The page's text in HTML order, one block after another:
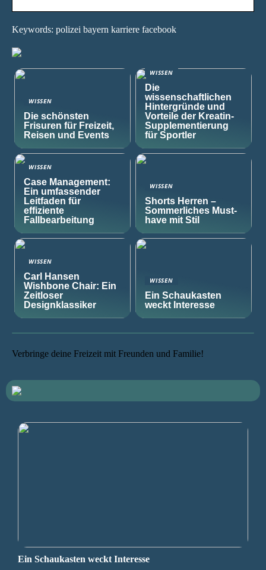
Keywords: polizei bayern karriere facebook
WISSEN
Die schönsten
Frisuren für Freizeit,
Reisen und Events
WISSEN
Die
wissenschaftlichen
Hintergründe und
Vorteile der Kreatin-
Supplementierung
für Sportler
WISSEN
Case Management:
Ein umfassender
Leitfaden für
effiziente
Fallbearbeitung
WISSEN
Shorts Herren –
Sommerliches Must-
have mit Stil
WISSEN
Carl Hansen
Wishbone Chair: Ein
Zeitloser
Designklassiker
WISSEN
Ein Schaukasten
weckt Interesse
Verbringe deine Freizeit mit Freunden und Familie!
Ein Schaukasten weckt Interesse